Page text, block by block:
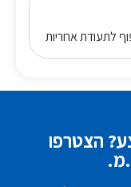
לתעודת אחריות
הצטרפו